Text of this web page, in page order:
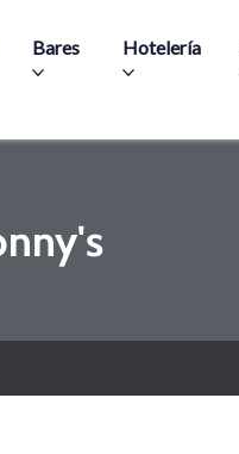
Bares Hotelería